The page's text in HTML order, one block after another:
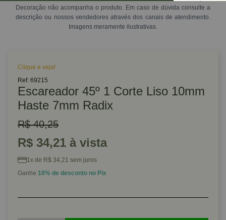
Decoração não acompanha o produto. Em caso de dúvida consulte a
descrição ou nossos vendedores através dos canais de atendimento.
Imagens meramente ilustrativas.
Clique e veja!
Ref: 69215
Escareador 45º 1 Corte Liso 10mm
Haste 7mm Radix
R$ 40,25
R$ 34,21 à vista
1x de R$ 34,21 sem juros
Ganhe 10% de desconto no Pix